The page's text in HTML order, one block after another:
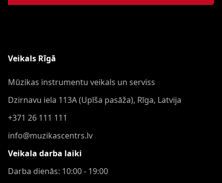
Veikals Rīgā
Mūzikas instrumentu veikals un serviss
Dzirnavu iela 113A (Upīša pasāža), Rīga, Latvija
+371 26 111 111
info@muzikascentrs.lv
Veikala darba laiki
Darba dienās: 10:00 - 19:00